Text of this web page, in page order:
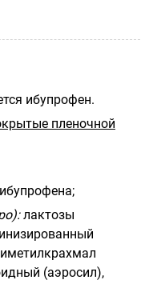
ибупрофен.
пленочной
лактозы
(аэросил),